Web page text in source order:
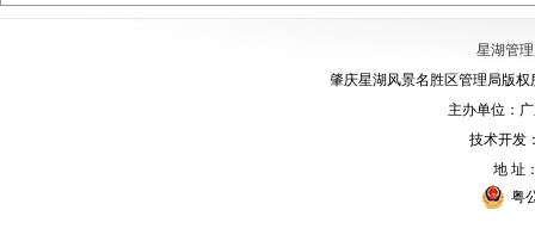
星湖管
肇庆星湖风景名胜区管理局版权
主办单位：
技术开发
地 址
粤